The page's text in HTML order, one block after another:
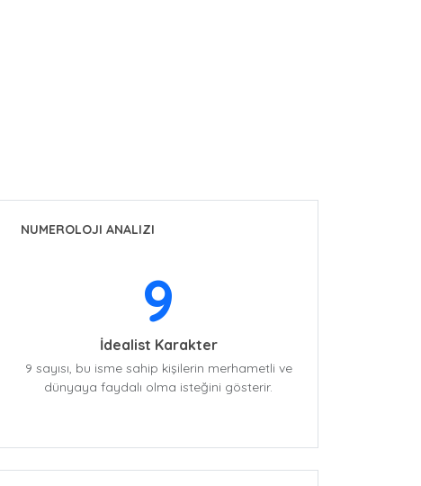
NUMEROLOJI ANALIZI
9
İdealist Karakter
9 sayısı, bu isme sahip kişilerin merhametli ve
dünyaya faydalı olma isteğini gösterir.